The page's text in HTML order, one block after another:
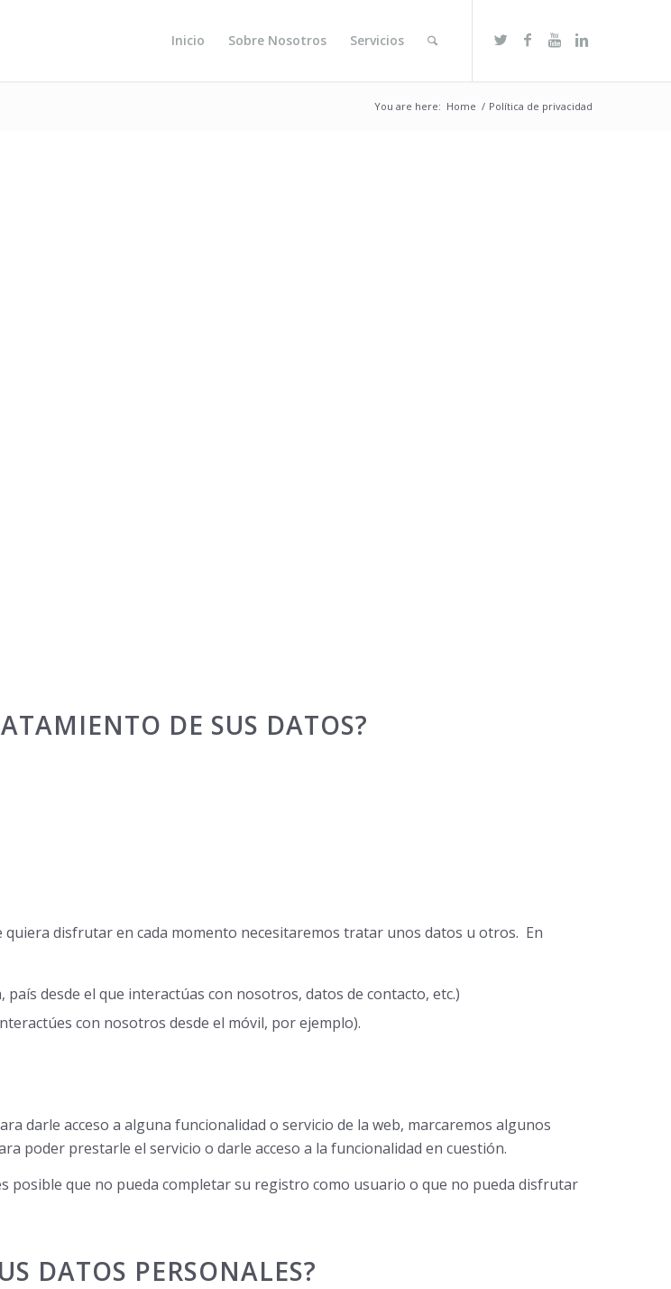
Inicio Sobre Nosotros Servicios
You are here: Home / Política de privacidad
DE SUS DATOS?
disfrutar en cada momento necesitaremos tratar unos datos u otros. En
desde el que interactúas con nosotros, datos de contacto, etc.)
con nosotros desde el móvil, por ejemplo).
darle acceso a alguna funcionalidad o servicio de la web, marcaremos algunos
poder prestarle el servicio o darle acceso a la funcionalidad en cuestión.
posible que no pueda completar su registro como usuario o que no pueda disfrutar
DATOS PERSONALES?